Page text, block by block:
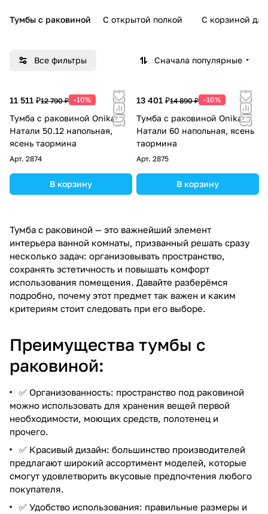
Тумбы с раковиной С открытой полкой С корзиной для
Все фильтры Сначала популярные
11 511 ₽12 790 ₽ -10%
Тумба с раковиной Onika
Натали 50.12 напольная,
ясень таормина
Арт. 2874
В корзину
13 401 ₽14 890 ₽ -10%
Тумба с раковиной Onika
Натали 60 напольная, ясень
таормина
Арт. 2875
В корзину
Тумба с раковиной — это важнейший элемент
интерьера ванной комнаты, призванный решать сразу
несколько задач: организовывать пространство,
сохранять эстетичность и повышать комфорт
использования помещения. Давайте разберёмся
подробно, почему этот предмет так важен и каким
критериям стоит следовать при его выборе.
Преимущества тумбы с
раковиной:
✅ Организованность: пространство под раковиной
можно использовать для хранения вещей первой
необходимости, моющих средств, полотенец и
прочего.
✅ Красивый дизайн: большинство производителей
предлагают широкий ассортимент моделей, которые
смогут удовлетворить вкусовые предпочтения любого
покупателя.
✅ Удобство использования: правильные размеры и